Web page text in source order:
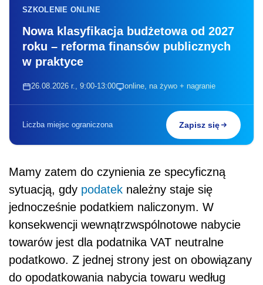
SZKOLENIE ONLINE
Nowa klasyfikacja budżetowa od 2027
roku – reforma finansów publicznych
w praktyce
26.08.2026 r., 9:00-13:00 online, na żywo + nagranie
Liczba miejsc ograniczona Zapisz się
Mamy zatem do czynienia ze specyficzną
sytuacją, gdy podatek należny staje się
jednocześnie podatkiem naliczonym. W
konsekwencji wewnątrzwspólnotowe nabycie
towarów jest dla podatnika VAT neutralne
podatkowo. Z jednej strony jest on obowiązany
do opodatkowania nabycia towaru według